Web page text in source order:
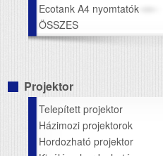
Ecotank A4 nyomtatók
ÖSSZES
Projektor
Telepített projektor
Házimozi projektorok
Hordozható projektor